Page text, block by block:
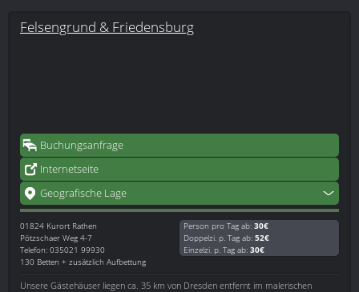
Felsengrund & Friedensburg
Buchungsanfrage
Internetseite
Geografische Lage
01824 Kurort Rathen
Pötzschaer Weg 4-7
Telefon: 035021 99930
130 Betten + zusätzlich Aufbettung
Person pro Tag ab: 30€
Doppelzi. p. Tag ab: 52€
Einzelzi. p. Tag ab: 30€
Unsere Gästehäuser liegen ca. 35 km von Dresden entfernt im malerischen